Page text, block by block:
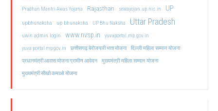
Pradhan Mantri Awas Yojana
Rajasthan sewayojan.up.nic.in UP
upbhunaksha up bhunaksha UP Bhu Naksha Uttar Pradesh
uwin admin login www.nvsp.in
yuvaportal.mp.gov.in
yuva portal mp gov.in
छत्तीसगढ़ बेरोजगारी भत्ता योजना दिल्ली महिला सम्मान योजना
प्रधानमंत्री आवास योजना ग्रामीण आवेदन मुख्यमंत्री महिला सम्मान योजना
मुख्यमंत्री सीखो कमाओ योजना